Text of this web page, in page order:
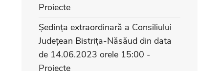
Proiecte
Ședința extraordinară a Consiliului
Județean Bistrița-Năsăud din data
de 14.06.2023 orele 15:00 -
Proiecte